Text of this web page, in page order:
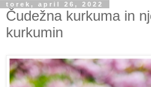
torek, april 26, 2022
Čudežna kurkuma in
kurkumin